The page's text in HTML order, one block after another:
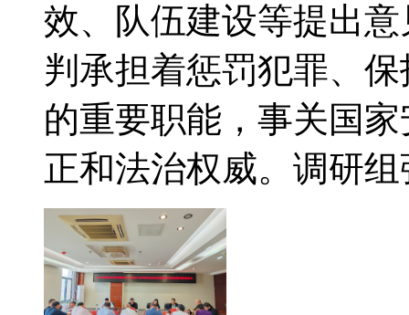
效、队伍建设等提出
判承担着惩罚犯罪、
的重要职能，事关国
正和法治权威。调研